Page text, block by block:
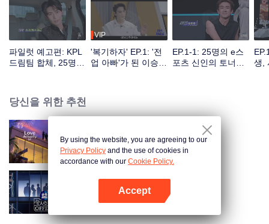
파일럿 예고편: KPL
드림팀 합체, 25명 e
VIP
'복기하자' EP.1: '전
업 아빠'가 된 이승현
EP.1-1: 25명의 e스
포츠 신인의 토너먼
생,
당신을 위한 추천
반숙연인 S4
두근두근 오퍼 S6
By using the website, you are agreeing to our
Privacy Policy and the use of cookies in
accordance with our Cookie Policy.
Accept